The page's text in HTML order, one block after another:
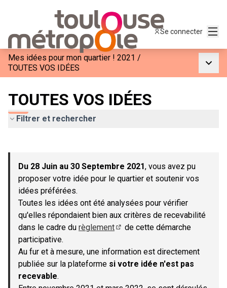
Se connecter
Mes idées pour mon quartier ! 2021 /
TOUTES VOS IDÉES
TOUTES VOS IDÉES
Filtrer et rechercher
−
Du 28 Juin au 30 Septembre 2021, vous avez pu
proposer votre idée pour le quartier et soutenir vos
idées préférées.
Toutes les idées ont été analysées pour vérifier
qu'elles répondaient bien aux critères de recevabilité
dans le cadre du règlement
de cette démarche
participative.
Au fur et à mesure, une information est directement
publiée sur la plateforme si votre idée n'est pas
recevable.